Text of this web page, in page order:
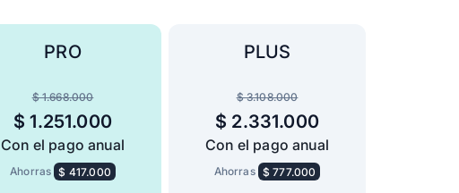
PRO
$ 1.668.000
$ 1.251.000
Con el pago anual
Ahorras $ 417.000
PLUS
$ 3.108.000
$ 2.331.000
Con el pago anual
Ahorras $ 777.000